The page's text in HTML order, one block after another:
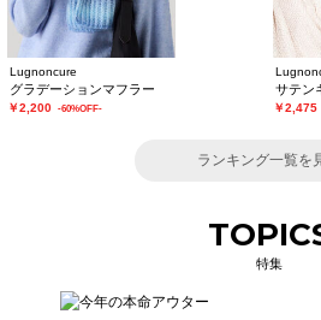
Lugnoncure
グラデーションマフラー
￥2,200 -60%OFF- ￥2,475
ランキング一覧を
特集